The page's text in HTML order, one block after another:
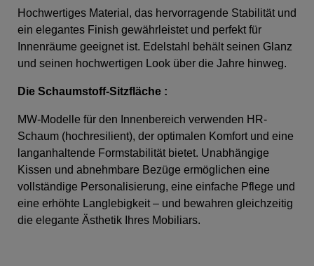
Hochwertiges Material, das hervorragende Stabilität und
ein elegantes Finish gewährleistet und perfekt für
Innenräume geeignet ist. Edelstahl behält seinen Glanz
und seinen hochwertigen Look über die Jahre hinweg.
Die Schaumstoff-Sitzfläche :
MW-Modelle für den Innenbereich verwenden HR-
Schaum (hochresilient), der optimalen Komfort und eine
langanhaltende Formstabilität bietet. Unabhängige
Kissen und abnehmbare Bezüge ermöglichen eine
vollständige Personalisierung, eine einfache Pflege und
eine erhöhte Langlebigkeit – und bewahren gleichzeitig
die elegante Ästhetik Ihres Mobiliars.